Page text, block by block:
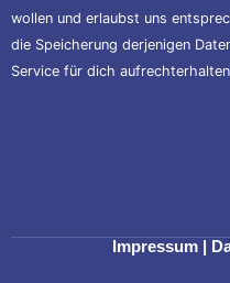
wollen und erlaubst uns
die Speicherung derjenigen
Service für dich
Impressum|